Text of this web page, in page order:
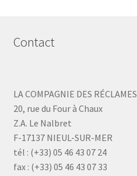
Contact
LA COMPAGNIE DES RÉCLAMES
20, rue du Four à Chaux
Z.A. Le Nalbret
F-17137 NIEUL-SUR-MER
tél : (+33) 05 46 43 07 24
fax : (+33) 05 46 43 07 33